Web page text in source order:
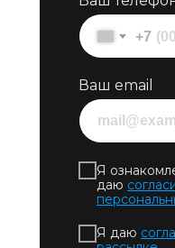
+7
Ваш email
Я
даю
Я даю